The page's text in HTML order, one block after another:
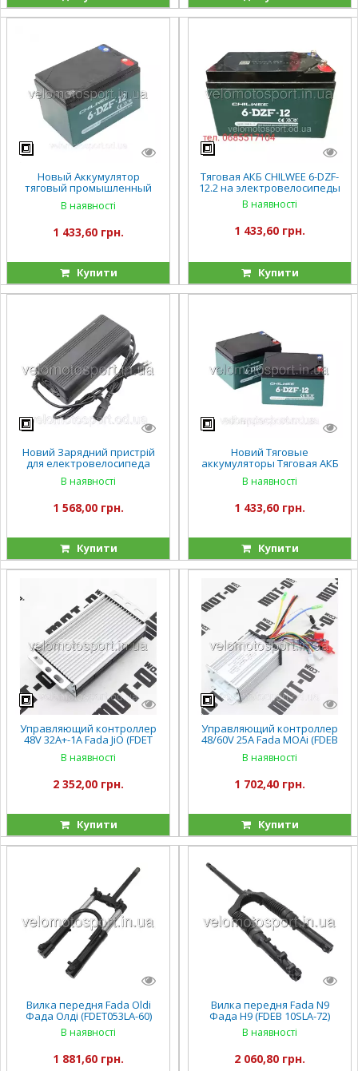
Новый Аккумулятор
тяговый промышленный
OUTDO 12V 12Ah 6-DZF-13 (6-
DZM-13)
В наявності
1 433,60 грн.
Купити
Тяговая АКБ CHILWEE 6-DZF-
12.2 на электровелосипеды
В наявності
1 433,60 грн.
Купити
Новий Зарядний пристрій
для електровелосипеда
fada 72V 20А/год FADA N9
фада н9 (FDEB 05VLA-60)
В наявності
1 568,00 грн.
Купити
Новий Тяговые
аккумуляторы Тяговая АКБ
CHILWEE 6-DZF-12.2 для
электровелосипедов дзм 13
В наявності
1 433,60 грн.
Купити
Управляющий контроллер
48V 32A+-1A Fada JiO (FDET
06NLA-60)
В наявності
2 352,00 грн.
Купити
Управляющий контроллер
48/60V 25А Fada MOAi (FDEB
В наявності
1 702,40 грн.
Купити
Вилка передня Fada Oldi
Фада Олді (FDET053LA-60)
В наявності
1 881,60 грн.
Вилка передня Fada N9
Фада Н9 (FDEB 10SLA-72)
В наявності
2 060,80 грн.